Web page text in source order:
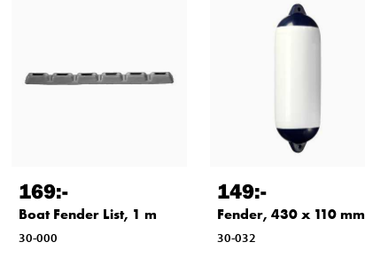
169:-
Boat Fender List, 1 m
30-000
149:-
Fender, 430 x 110 mm
30-032